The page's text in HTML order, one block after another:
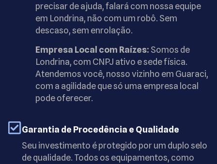
precisar de ajuda, falará com nossa equipe
em Londrina, não com um robô. Sem
descaso, sem enrolação.
Empresa Local com Raízes: Somos de
Londrina, com CNPJ ativo e sede física.
Atendemos você, nosso vizinho em Guaraci,
com a agilidade que só uma empresa local
pode oferecer.
Garantia de Procedência e Qualidade
Seu investimento é protegido por um duplo selo
de qualidade. Todos os equipamentos, como